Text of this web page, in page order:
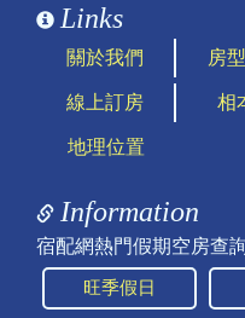
訪客：
李小姐
內容：
請問14人包
回覆：
您好，已經
訪客：
簡先生
主題：
空房查詢
Links
關於我們 房
線上訂房 相
地理位置
Information
宿配網熱門假期空房查詢
旺季假日